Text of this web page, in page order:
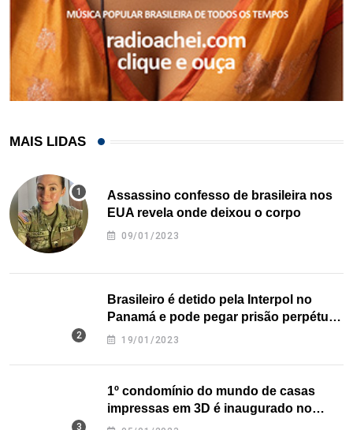
MAIS LIDAS
Assassino confesso de brasileira nos
EUA revela onde deixou o corpo
09/01/2023
Brasileiro é detido pela Interpol no
Panamá e pode pegar prisão perpétua
nos EUA
19/01/2023
1º condomínio do mundo de casas
impressas em 3D é inaugurado no
Texas